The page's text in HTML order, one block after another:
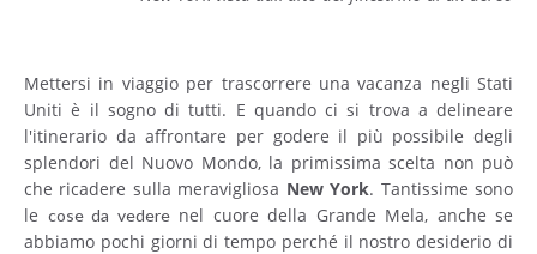
Mettersi in viaggio per trascorrere una vacanza negli Stati
Uniti è il sogno di tutti. E quando ci si trova a delineare
l'itinerario da affrontare per godere il più possibile degli
splendori del Nuovo Mondo, la primissima scelta non può
che ricadere sulla meravigliosa New York. Tantissime sono
le cose da vederenel cuore della Grande Mela, anche se
abbiamo pochi giorni di tempo perché il nostro desiderio di